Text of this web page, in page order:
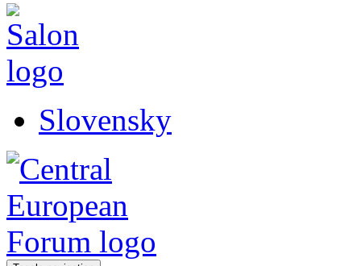
Slovensky